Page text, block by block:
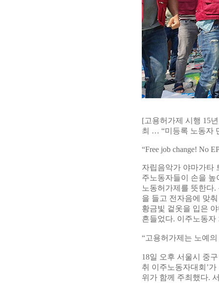
[고용허가제 시행 15
최 … “미등록 노동자
“Free job change! No
자립음악가 야마가타
주노동자들이 손을 높
노동허가제를 뜻한다
을 들고 전자음에 맞
황금빛 겉옷을 입은
흔들었다. 이주노동
“고용허가제는 노예
18일 오후 서울시 중
취 이주노동자대회’
위가 함께 주최했다.